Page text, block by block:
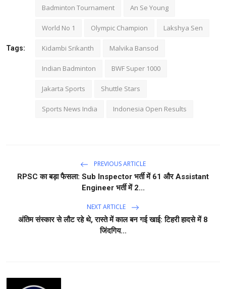
Tags:
Badminton Tournament An Se Young
World No 1 Olympic Champion Lakshya Sen
Kidambi Srikanth Malvika Bansod
Indian Badminton BWF Super 1000
Jakarta Sports Shuttle Stars
Sports News India Indonesia Open Results
PREVIOUS ARTICLE
RPSC का बड़ा फैसला: Sub Inspector भर्ती में 61 और Assistant
Engineer भर्ती में 2...
NEXT ARTICLE
अंतिम संस्कार से लौट रहे थे, रास्ते में काल बन गई खाई: टिहरी हादसे में 8
जिंदगिय...